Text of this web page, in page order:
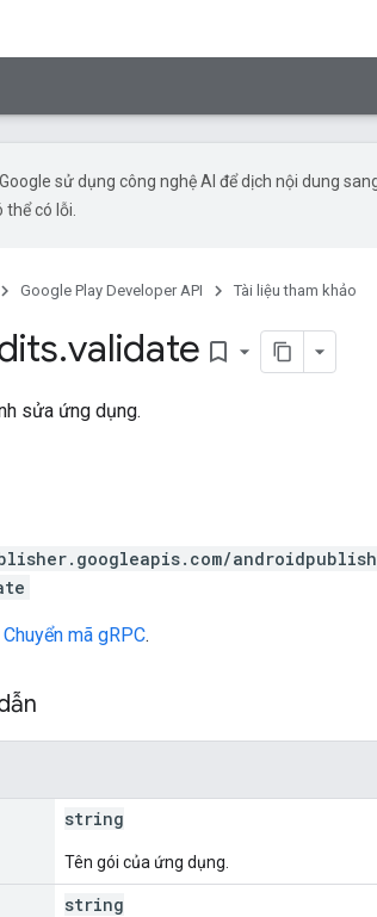
Google sử dụng công nghệ AI để dịch nội dung
có lỗi.
Google Play Developer API Tài liệu tham khảo
.validate bookmark_border
sửa ứng dụng.
Chuyển mã gRPC.
string
Tên gói của ứng dụng.
string